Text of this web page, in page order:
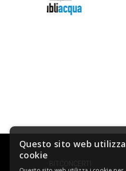
BITCONCERTI
Questo sito web utilizza
cookie